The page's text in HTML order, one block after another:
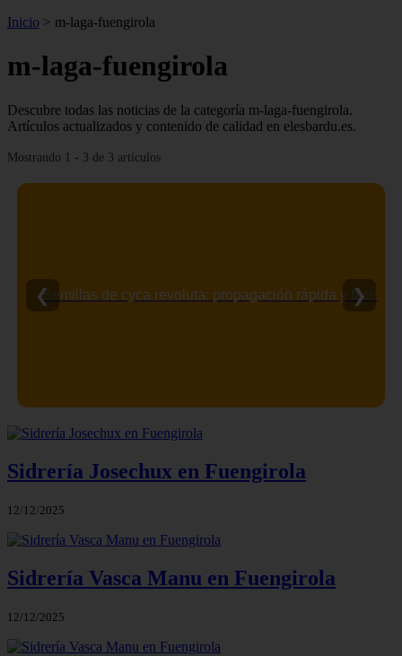
Inicio > m-laga-fuengirola
m-laga-fuengirola
Descubre todas las noticias de la categoría m-laga-fuengirola.
Artículos actualizados y contenido de calidad en elesbardu.es.
Mostrando 1 - 3 de 3 artículos
Semillas de cyca revoluta: propagación rápida y fácil
❮ ❯
Sidrería Josechux en Fuengirola
12/12/2025
Sidrería Vasca Manu en Fuengirola
12/12/2025